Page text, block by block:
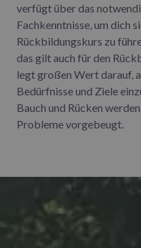
verfügt über das
Fachkenntnisse, um dich
Rückbildungskurs zu
das gilt auch für den
legt großen Wert darauf,
Bedürfnisse und Ziele
Bauch und Rücken
Probleme vorgebeugt.